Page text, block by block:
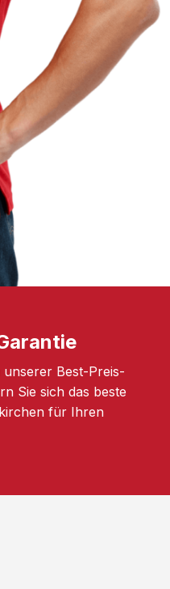
Best-Preis-
Sie sich das beste
für Ihren